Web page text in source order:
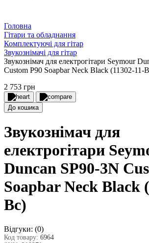
Головна
Гітари та обладнання
Комплектуючі для гітар
Звукознімачі для гітар
Звукознімач для електрогітари Seymour
Custom P90 Soapbar Neck Black (11302-11-
2 753 грн
До кошика
Звукознімач для
електрогітари
Duncan SP90-3N
Soapbar Neck Black
Bc)
Відгуки: (0)
Код товару: 6964